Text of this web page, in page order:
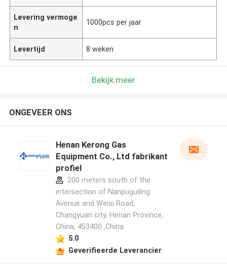
Levering vermoge
n
1000pcs per jaar
Levertijd 8 weken
Bekijk meer
ONGEVEER ONS
Henan Kerong Gas
Equipment Co., Ltd fabrikant
profiel
200 meters south of the
intersection of Nanpuguiling
Avenue and Weisi Road,
Changyuan city, Henan Province,
China, 453400 ,China
5.0
Geverifieerde Leverancier